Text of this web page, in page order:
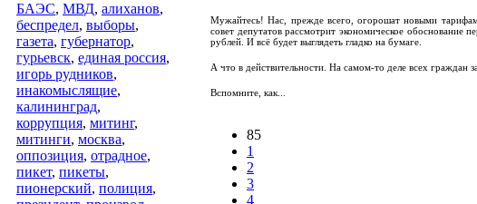
БАЭС, МВД, алиханов,
беспредел, выборы,
газета, губернатор,
гурьевск, единая россия,
игорь рудников,
инакомыслящие,
калининград,
коррупция, митинг,
митинги, москва,
оппозиция, отрадное,
пикет, пикеты,
пионерский, полиция,
Мужайтесь! Нас, прежде всего, огорошат новыми
совет депутатов рассмотрит экономическое обоснование
рублей. И всё будет выглядеть гладко на бумаге.
А что в действительности. На самом-то деле всех граждан
Вспомните, как...
85
1
2
3
4